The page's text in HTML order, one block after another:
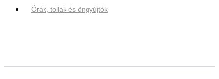
Órák, tollak és öngyújtók